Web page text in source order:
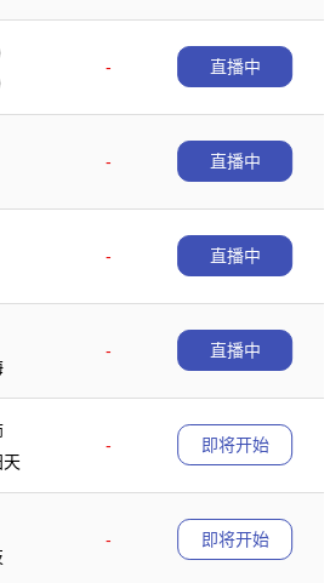
-
直播中
-
直播中
-
直播中
-
直播中
-
天
即将开始
-
即将开始